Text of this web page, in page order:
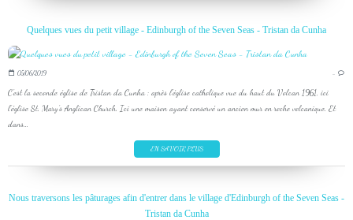
Quelques vues du petit village - Edinburgh of the Seven Seas - Tristan da Cunha
05/06/2019 …
C'est la seconde église de Tristan da Cunha : après l'église catholique vue du haut du Volcan 1961, ici
l'église St. Mary's Anglican Church. Ici une maison ayant conservé un ancien mur en roche volcanique. Et
dans...
EN SAVOIR PLUS
Nous traversons les pâturages afin d'entrer dans le village d'Edinburgh of the Seven Seas -
Tristan da Cunha